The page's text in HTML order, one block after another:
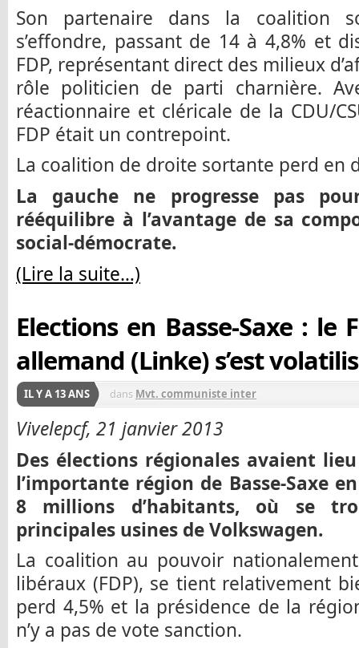
Son partenaire dans la coalition
s’effondre, passant de 14 à 4,8% et
FDP, représentant direct des milieux
rôle politicien de parti charnière.
réactionnaire et cléricale de la CDU/
FDP était un contrepoint.
La coalition de droite sortante perd en
La gauche ne progresse pas
rééquilibre à l’avantage de sa
social-démocrate.
(Lire la suite…)
Elections en Basse-Saxe : le
allemand (Linke) s’est
IL Y A 13 ANS dans Mvt. communiste inter
Vivelepcf, 21 janvier 2013
Des élections régionales avaient
l’importante région de Basse-Saxe
8 millions d’habitants, où se
principales usines de Volkswagen.
La coalition au pouvoir
libéraux (FDP), se tient relativement
perd 4,5% et la présidence de la
n’y a pas de vote sanction.